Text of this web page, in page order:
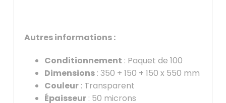
Autres informations :
Conditionnement : Paquet de 100
Dimensions: 350 + 150 + 150 x 550 mm
Couleur: Transparent
Épaisseur: 50 microns